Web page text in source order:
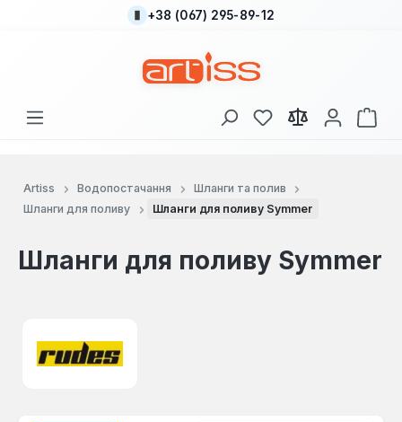
Перейти до основного вмісту
+38 (067) 295-89-12
У вас є 0 у списку
Artiss Водопостачання
Шланги та полив
Шланги для поливу
Шланги для поливу Symmer
Шланги для поливу Symmer